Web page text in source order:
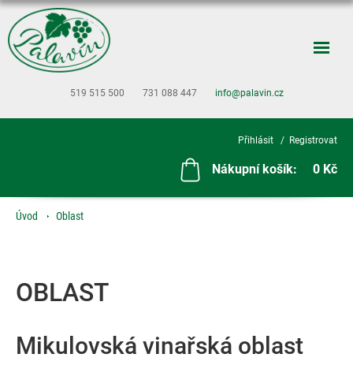
519 515 500 731 088 447 info@palavin.cz
Přihlásit Registrovat
Nákupní košík: 0 Kč
Úvod Oblast
OBLAST
Mikulovská vinařská oblast